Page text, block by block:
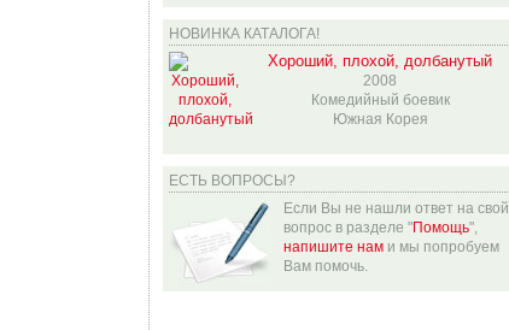
НОВИНКА КАТАЛОГА!
Хороший, плохой, долбанутый
2008
Комедийный боевик
Южная Корея
ЕСТЬ ВОПРОСЫ?
Если Вы не нашли ответ на свой
вопрос в разделе "Помощь",
напишите нам и мы попробуем
Вам помочь.